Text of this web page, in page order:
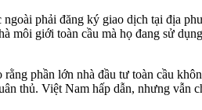
phải đăng ký giao dịch tại địa
môi giới toàn cầu mà họ đang sử
phần lớn nhà đầu tư toàn cầu
thủ. Việt Nam hấp dẫn, nhưng